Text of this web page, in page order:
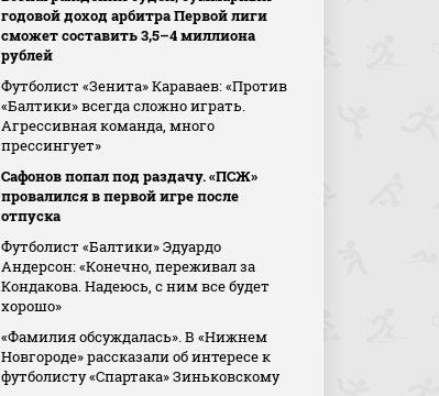
годовой доход арбитра Первой лиги
сможет составить 3,5–4 миллиона
рублей
Футболист «Зенита» Караваев: «Против
«Балтики» всегда сложно играть.
Агрессивная команда, много
прессингует»
Сафонов попал под раздачу. «ПСЖ»
провалился в первой игре после
отпуска
Футболист «Балтики» Эдуардо
Андерсон: «Конечно, переживал за
Кондакова. Надеюсь, с ним все будет
хорошо»
«Фамилия обсуждалась». В «Нижнем
Новгороде» рассказали об интересе к
футболисту «Спартака» Зиньковскому